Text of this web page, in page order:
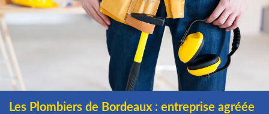
Les Plombiers de Bordeaux : entreprise agréée